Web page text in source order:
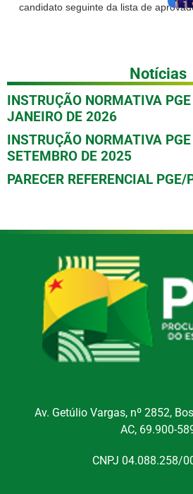
candidato seguinte da lista de
Notícias
INSTRUÇÃO NORMATIVA
JANEIRO DE 2026
INSTRUÇÃO NORMATIVA
SETEMBRO DE 2025
PARECER REFERENCIAL
Av. Getúlio Vargas, nº 2852,
AC, 69.900-
CNPJ 04.088.258/